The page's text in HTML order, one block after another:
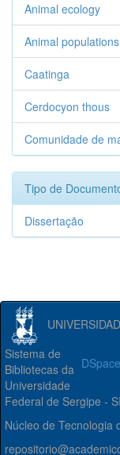
Animal ecology
Animal populations
Caatinga
Cerdocyon thous
Comunidade de
Tipo de
Dissertação
Sistema de
Bibliotecas da
Universidade
Federal de Sergipe -
Núcleo de Tecnologia